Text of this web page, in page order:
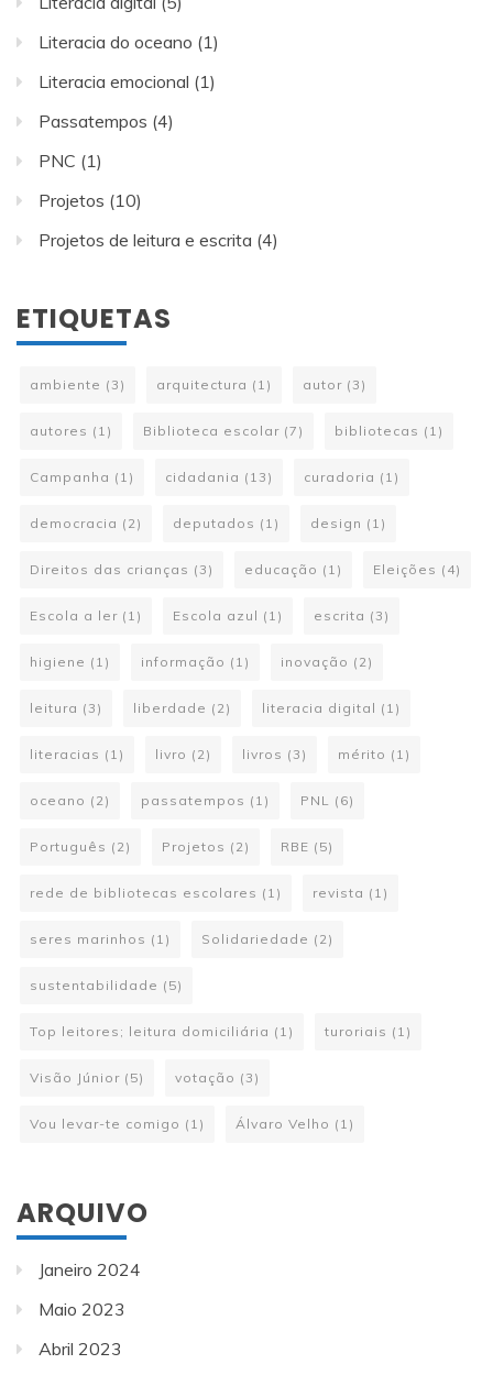
Literacia do oceano (1)
Literacia emocional (1)
Passatempos (4)
PNC (1)
Projetos (10)
Projetos de leitura e escrita (4)
ETIQUETAS
ambiente (3) arquitectura (1) autor (3)
autores (1) Biblioteca escolar (7) bibliotecas (1)
Campanha (1) cidadania (13) curadoria (1)
democracia (2) deputados (1) design (1)
Direitos das crianças (3) educação (1) Eleições (4)
Escola a ler (1) Escola azul (1) escrita (3)
higiene (1) informação (1) inovação (2)
leitura (3) liberdade (2) literacia digital (1)
literacias (1) livro (2) livros (3) mérito (1)
oceano (2) passatempos (1) PNL (6)
Português (2) Projetos (2) RBE (5)
rede de bibliotecas escolares (1) revista (1)
seres marinhos (1) Solidariedade (2)
sustentabilidade (5)
Top leitores; leitura domiciliária (1) turoriais (1)
Visão Júnior (5) votação (3)
Vou levar-te comigo (1) Álvaro Velho (1)
ARQUIVO
Janeiro 2024
Maio 2023
Abril 2023